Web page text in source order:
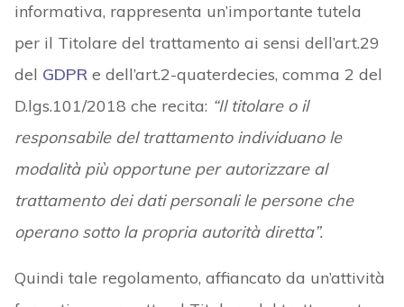
informativa, rappresenta un’importante tutela
per il Titolare del trattamento ai sensi dell’art.29
del GDPR e dell’art.2-quaterdecies, comma 2 del
D.lgs.101/2018 che recita: “Il titolare o il
responsabile del trattamento individuano le
modalità più opportune per autorizzare al
trattamento dei dati personali le persone che
operano sotto la propria autorità diretta”.
Quindi tale regolamento, affiancato da un’attività